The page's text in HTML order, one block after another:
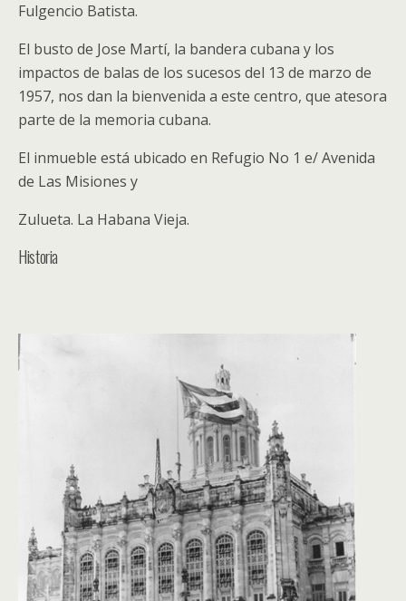
Fulgencio Batista.
El busto de Jose Martí, la bandera cubana y los
impactos de balas de los sucesos del 13 de marzo de
1957, nos dan la bienvenida a este centro, que atesora
parte de la memoria cubana.
El inmueble está ubicado en Refugio No 1 e/ Avenida
de Las Misiones y
Zulueta. La Habana Vieja.
Historia